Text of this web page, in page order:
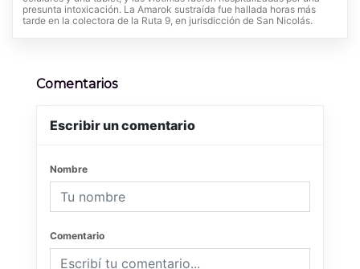
presunta intoxicación. La Amarok sustraída fue hallada horas más
tarde en la colectora de la Ruta 9, en jurisdicción de San Nicolás.
Comentarios
Escribir un comentario
Nombre
Comentario